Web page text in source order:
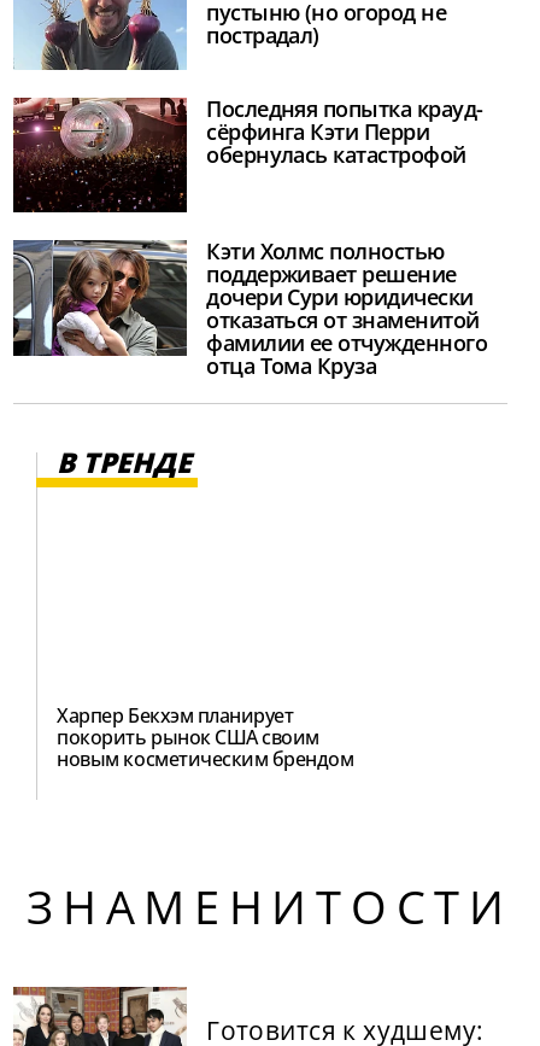
пустыню (но огород не
пострадал)
Последняя попытка крауд-
сёрфинга Кэти Перри
обернулась катастрофой
Кэти Холмс полностью
поддерживает решение
дочери Сури юридически
отказаться от знаменитой
фамилии ее отчужденного
отца Тома Круза
В ТРЕНДЕ
Харпер Бекхэм планирует
покорить рынок США своим
новым косметическим брендом
ЗНАМЕНИТОСТИ
Готовится к худшему: